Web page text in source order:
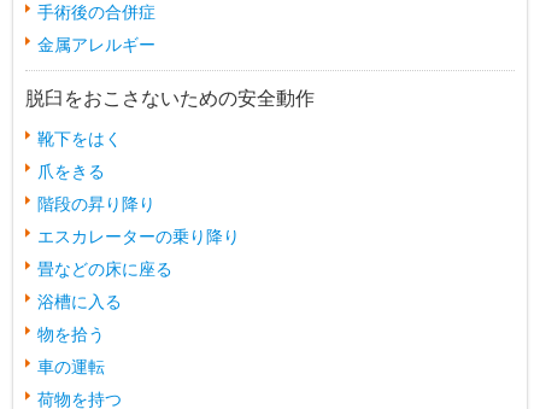
手術後の合併症
金属アレルギー
脱臼をおこさないための安全動作
靴下をはく
爪をきる
階段の昇り降り
エスカレーターの乗り降り
畳などの床に座る
浴槽に入る
物を拾う
車の運転
荷物を持つ